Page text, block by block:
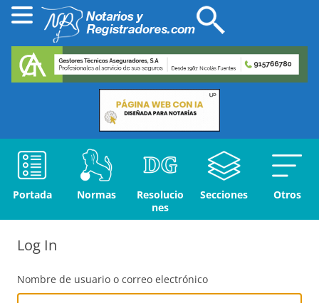
Portada Normas
Resolucio
nes
Secciones Otros
Log In
Nombre de usuario o correo electrónico